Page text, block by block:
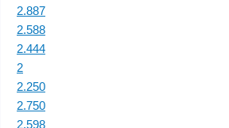
2.887
2.588
2.444
2
2.250
2.750
2.598